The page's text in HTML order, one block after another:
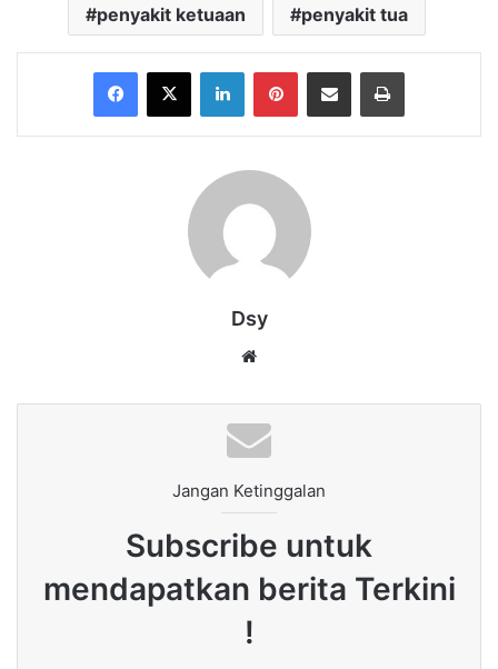
penyakit ketuaan penyakit tua
Facebook
X LinkedInPinterestShare via Email Print
Dsy
Jangan Ketinggalan
Subscribe untuk
mendapatkan berita Terkini
!